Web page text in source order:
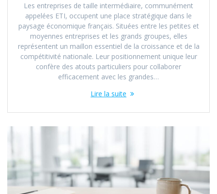
Les entreprises de taille intermédiaire, communément
appelées ETI, occupent une place stratégique dans le
paysage économique français. Situées entre les petites et
moyennes entreprises et les grands groupes, elles
représentent un maillon essentiel de la croissance et de la
compétitivité nationale. Leur positionnement unique leur
confère des atouts particuliers pour collaborer
efficacement avec les grandes…
Lire la suite